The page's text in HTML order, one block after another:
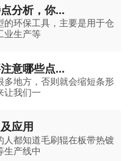
分析，你...
环保工具，主要是用于仓
业生产等
意哪些点...
地方，否则就会缩短条形
让我们一
应用
人都知道毛刷辊在板带热镀
生产线中